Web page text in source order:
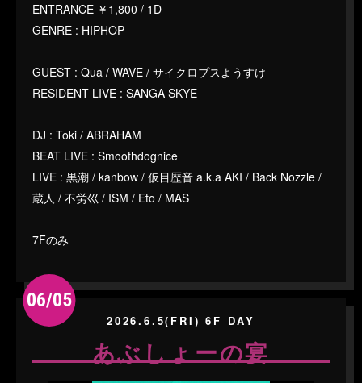
ENTRANCE ￥1,800 / 1D
GENRE : HIPHOP
GUEST : Qua / WAVE / サイクロプスようすけ
RESIDENT LIVE : SANGA SKYE
DJ : Toki / ABRAHAM
BEAT LIVE : Smoothdognice
LIVE : 黒潮 / kanbow / 仮目歴音 a.k.a AKI / Back Nozzle /
蔵人 / 不労巛 / ISM / Eto / MAS
7Fのみ
06/05
2026.6.5(FRI) 6F DAY
あぶしょーの宴